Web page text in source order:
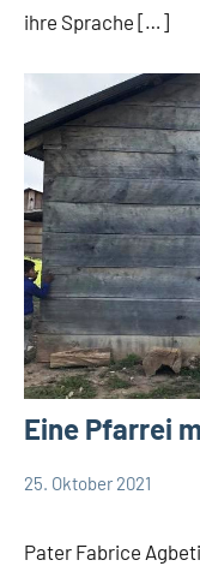
ihre Sprache […]
Eine Pfarrei
25. Oktober 2021
Pater Fabrice